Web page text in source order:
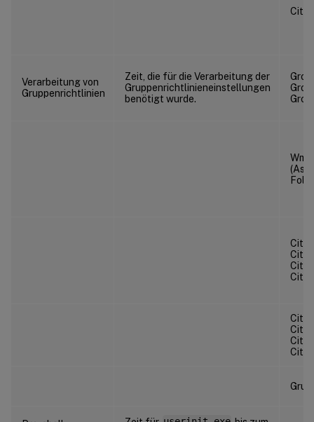
Verarbeitung von
Gruppenrichtlinien
Zeit, die für die Verarbeitung der
Gruppenrichtlinieneinstellungen
benötigt wurde.